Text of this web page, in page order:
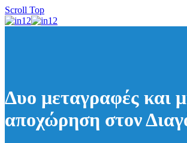
Scroll Top
Δυο μεταγραφές και
αποχώρηση στον